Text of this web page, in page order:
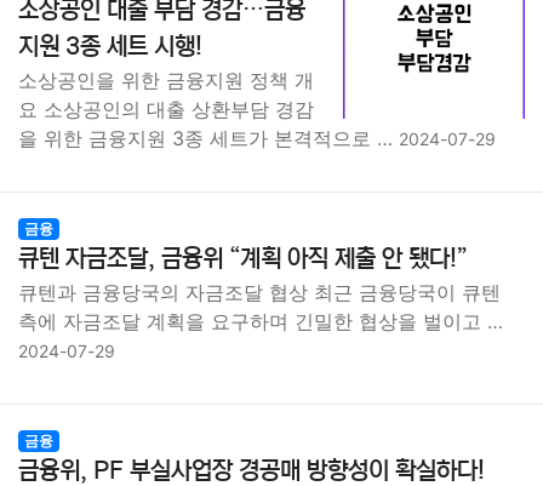
소상공인 대출 부담 경감…금융
지원 3종 세트 시행!
소상공인을 위한 금융지원 정책 개
요 소상공인의 대출 상환부담 경감
을 위한 금융지원 3종 세트가 본격적으로 … 2024-07-29
금융
큐텐 자금조달, 금융위 “계획 아직 제출 안 됐다!”
큐텐과 금융당국의 자금조달 협상 최근 금융당국이 큐텐
측에 자금조달 계획을 요구하며 긴밀한 협상을 벌이고 …
2024-07-29
금융
금융위, PF 부실사업장 경공매 방향성이 확실하다!